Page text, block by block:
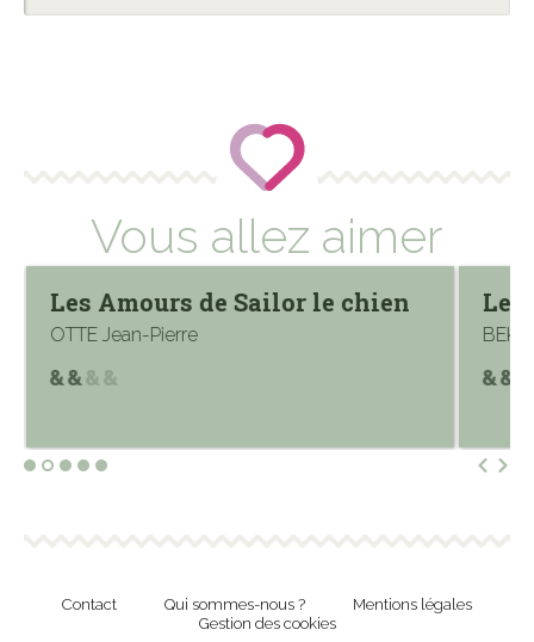
Vous allez aimer
Les Amours de Sailor le chien
OTTE Jean-Pierre
Les
Contact Qui sommes-nous ?
Mentions légales
Gestion des cookies